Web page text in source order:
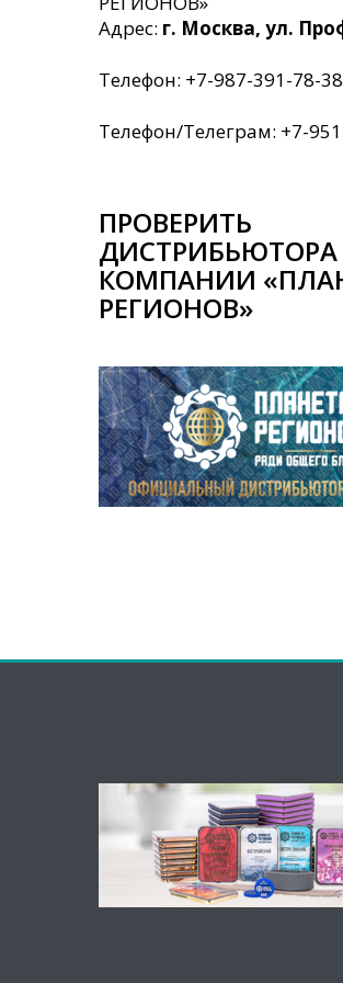
Адрес: г. Москва, ул.
Телефон: +7-987-391-78-38
Телефон/Телеграм: +7-
ПРОВЕРИТЬ
ДИСТРИБЬЮТОРА
КОМПАНИИ
РЕГИОНОВ»